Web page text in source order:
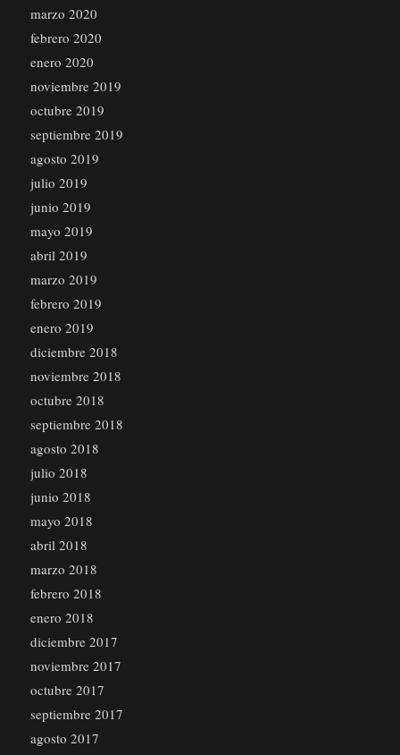
marzo 2020
febrero 2020
enero 2020
noviembre 2019
octubre 2019
septiembre 2019
agosto 2019
julio 2019
junio 2019
mayo 2019
abril 2019
marzo 2019
febrero 2019
enero 2019
diciembre 2018
noviembre 2018
octubre 2018
septiembre 2018
agosto 2018
julio 2018
junio 2018
mayo 2018
abril 2018
marzo 2018
febrero 2018
enero 2018
diciembre 2017
noviembre 2017
octubre 2017
septiembre 2017
agosto 2017